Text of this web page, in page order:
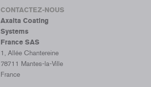
CONTACTEZ-NOUS
Axalta Coating
Systems
France SAS
1, Allée Chantereine
78711 Mantes-la-Ville
France